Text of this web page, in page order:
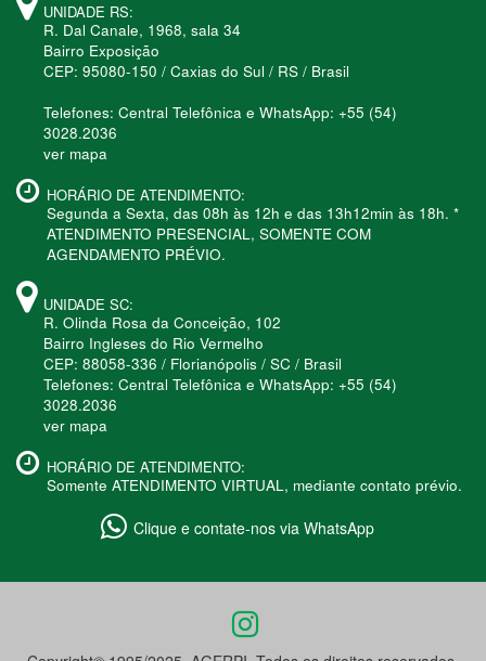
UNIDADE RS:
R. Dal Canale, 1968, sala 34
Bairro Exposição
CEP: 95080-150 / Caxias do Sul / RS / Brasil
Telefones: Central Telefônica e WhatsApp: +55 (54)
3028.2036
ver mapa
HORÁRIO DE ATENDIMENTO:
Segunda a Sexta, das 08h às 12h e das 13h12min às 18h. *
ATENDIMENTO PRESENCIAL, SOMENTE COM
AGENDAMENTO PRÉVIO.
UNIDADE SC:
R. Olinda Rosa da Conceição, 102
Bairro Ingleses do Rio Vermelho
CEP: 88058-336 / Florianópolis / SC / Brasil
Telefones: Central Telefônica e WhatsApp: +55 (54)
3028.2036
ver mapa
HORÁRIO DE ATENDIMENTO:
Somente ATENDIMENTO VIRTUAL, mediante contato prévio.
Clique e contate-nos via WhatsApp